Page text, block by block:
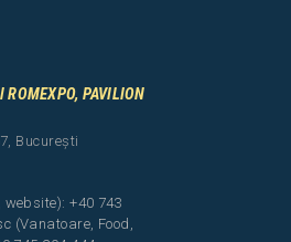
PAVILION
București
+40 743
(Vanatoare, Food,